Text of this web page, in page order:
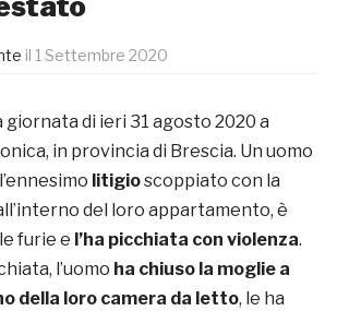
il 1 Settembre 2020
giornata di ieri 31 agosto 2020 a
in provincia di Brescia. Un uomo
litigioscoppiato con la
del loro appartamento, è
furie e l’ha picchiata con violenza.
l’uomo ha chiuso la moglie a
della loro camera da letto, le ha